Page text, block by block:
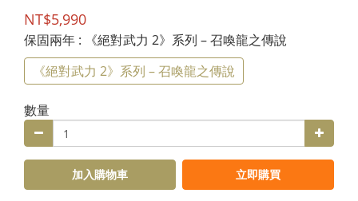
NT$5,990
保固兩年 : 《絕對武力 2》系列 – 召喚龍之傳說
《絕對武力 2》系列 – 召喚龍之傳說
數量
加入購物車 立即購買